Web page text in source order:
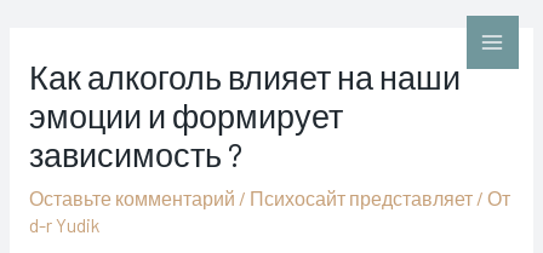
содержимому
Main
Как алкоголь влияет на наши
эмоции и формирует
зависимость ?
Оставьте комментарий / Психосайт представляет/ От
d-r Yudik